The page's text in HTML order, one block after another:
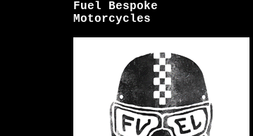
Fuel Bespoke
Motorcycles